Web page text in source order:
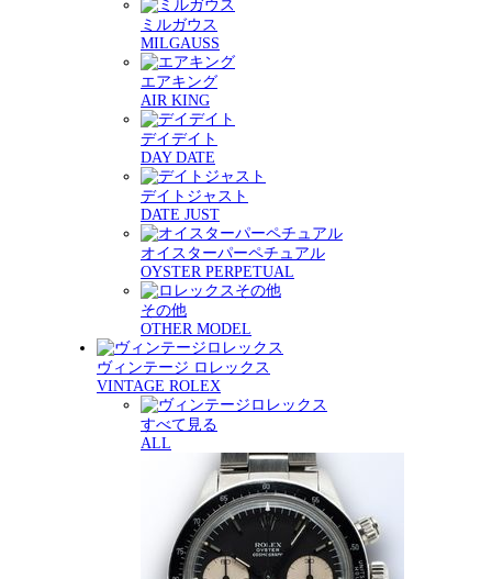
ミルガウス
MILGAUSS
エアキング
AIR KING
デイデイト
DAY DATE
デイトジャスト
DATE JUST
オイスターパーペチュアル
OYSTER PERPETUAL
その他
OTHER MODEL
ヴィンテージ ロレックス
VINTAGE ROLEX
すべて見る
ALL